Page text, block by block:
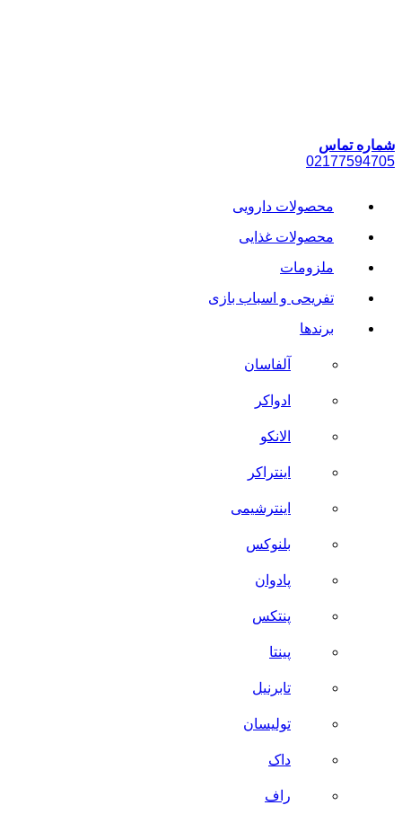
شماره تماس
02177594705
محصولات دارویی
محصولات غذایی
ملزومات
تفریحی و اسباب بازی
برندها
آلفاسان
ادواکر
الانکو
اینتراکر
اینترشیمی
بلنوکس
پادوان
پنتکس
پینتا
تابرنیل
تولیسان
داک
راف